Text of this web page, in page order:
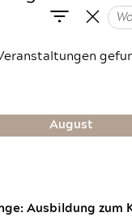
August
Ausbildung zum